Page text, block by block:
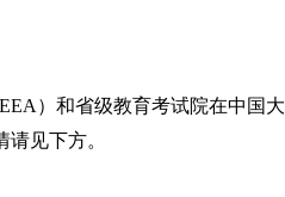
）和省级教育考试院在中国大
见下方。